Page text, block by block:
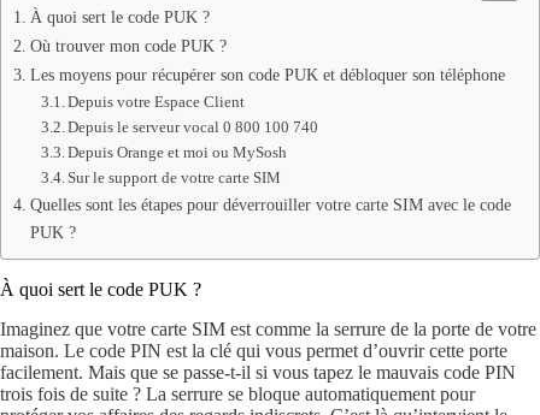
À quoi sert le code PUK ?
Où trouver mon code PUK ?
Les moyens pour récupérer son code PUK et débloquer son téléphone
Depuis votre Espace Client
Depuis le serveur vocal 0 800 100 740
Depuis Orange et moi ou MySosh
Sur le support de votre carte SIM
Quelles sont les étapes pour déverrouiller votre carte SIM avec le code
PUK ?
À quoi sert le code PUK ?
Imaginez que votre carte SIM est comme la serrure de la porte de votre
maison. Le code PIN est la clé qui vous permet d’ouvrir cette porte
facilement. Mais que se passe-t-il si vous tapez le mauvais code PIN
trois fois de suite ? La serrure se bloque automatiquement pour